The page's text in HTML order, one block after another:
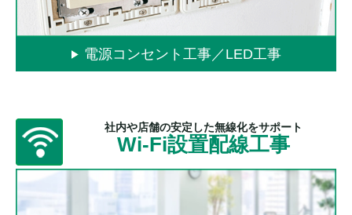
電源コンセント工事／LED工事
社内や店舗の安定した無線化をサポート
Wi-Fi設置配線工事